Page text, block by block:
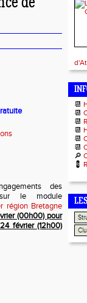
des
le module
région Bretagne
(00h00) pour
février (12h00)
📆
📆
📆
📆
📆
📆
🔎
💈